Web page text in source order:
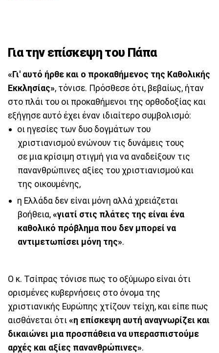
Για την επίσκεψη του Πάπα
«Γι' αυτό ήρθε και ο προκαθήμενος της Καθολικής
Εκκλησίας», τόνισε. Πρόσθεσε ότι, βεβαίως, ήταν
στο πλάι του οι προκαθήμενοι της ορθοδοξίας και
εξήγησε αυτό έχει έναν ιδιαίτερο συμβολισμό:
οι ηγεσίες των δυο δογμάτων του
χριστιανισμού ενώνουν τις δυνάμεις τους
σε μια κρίσιμη στιγμή για να αναδείξουν τις
πανανθρώπινες αξίες του χριστιανισμού και
της οικουμένης,
η Ελλάδα δεν είναι μόνη αλλά χρειάζεται
βοήθεια,«γιατί στις πλάτες της είναι ένα
καθολικό πρόβλημα που δεν μπορεί να
αντιμετωπίσει μόνη της».
Ο κ. Τσίπρας τόνισε πως το οξύμωρο είναι ότι
ορισμένες κυβερνήσεις στο όνομα της
χριστιανικής Ευρώπης χτίζουν τείχη, και είπε πως
αισθάνεται ότι «η επίσκεψη αυτή αναγνωρίζει και
δικαιώνει μια προσπάθεια να υπερασπιστούμε
αρχές και αξίες πανανθρώπινες».